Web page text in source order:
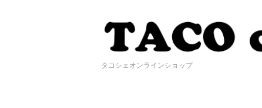
タコシェオンラインショップ